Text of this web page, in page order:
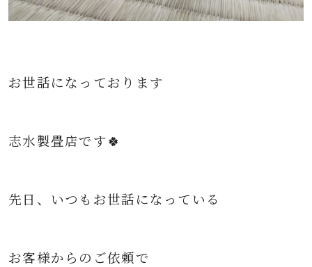
お世話になっております
志水製畳店です🍀
先日、いつもお世話になっている
お客様からのご依頼で